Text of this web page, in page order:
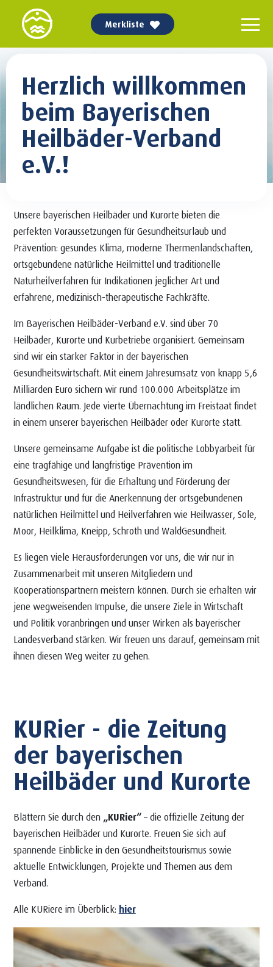
Merkliste
Herzlich willkommen
beim Bayerischen
Heilbäder-Verband
e.V.!
Unsere bayerischen Heilbäder und Kurorte bieten die
perfekten Voraussetzungen für Gesundheitsurlaub und
Prävention: gesundes Klima, moderne Thermenlandschaften,
ortsgebundene natürliche Heilmittel und traditionelle
Naturheilverfahren für Indikationen jeglicher Art und
erfahrene, medizinisch-therapeutische Fachkräfte.
Im Bayerischen Heilbäder-Verband e.V. sind über 70
Heilbäder, Kurorte und Kurbetriebe organisiert. Gemeinsam
sind wir ein starker Faktor in der bayerischen
Gesundheitswirtschaft. Mit einem Jahresumsatz von knapp 5,6
Milliarden Euro sichern wir rund 100.000 Arbeitsplätze im
ländlichen Raum. Jede vierte Übernachtung im Freistaat findet
in einem unserer bayerischen Heilbäder oder Kurorte statt.
Unsere gemeinsame Aufgabe ist die politische Lobbyarbeit für
eine tragfähige und langfristige Prävention im
Gesundheitswesen, für die Erhaltung und Förderung der
Infrastruktur und für die Anerkennung der ortsgebundenen
natürlichen Heilmittel und Heilverfahren wie Heilwasser, Sole,
Moor, Heilklima, Kneipp, Schroth und WaldGesundheit.
Es liegen viele Herausforderungen vor uns, die wir nur in
Zusammenarbeit mit unseren Mitgliedern und
Kooperationspartnern meistern können. Durch sie erhalten wir
jene wegweisenden Impulse, die unsere Ziele in Wirtschaft
und Politik voranbringen und unser Wirken als bayerischer
Landesverband stärken. Wir freuen uns darauf, gemeinsam mit
ihnen diesen Weg weiter zu gehen.
KURier - die Zeitung
der bayerischen
Heilbäder und Kurorte
Blättern Sie durch den „KURier“– die offizielle Zeitung der
bayerischen Heilbäder und Kurorte. Freuen Sie sich auf
spannende Einblicke in den Gesundheitstourismus sowie
aktuelle Entwicklungen, Projekte und Themen aus dem
Verband.
Alle KURiere im Überblick: hier